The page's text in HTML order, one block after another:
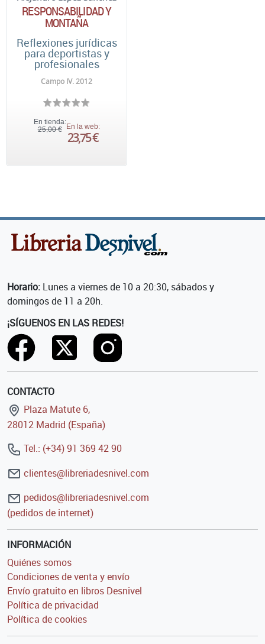
RESPONSABILIDAD Y
MONTAÑA
Reflexiones jurídicas
para deportistas y
profesionales
Campo IV. 2012
En tienda:
25,00 € En la web:
23,75 €
Horario: Lunes a viernes de 10 a 20:30, sábados y
domingos de 11 a 20h.
¡SÍGUENOS EN LAS REDES!
CONTACTO
Plaza Matute 6,
28012 Madrid (España)
Tel.: (+34) 91 369 42 90
clientes@libreriadesnivel.com
pedidos@libreriadesnivel.com
(pedidos de internet)
INFORMACIÓN
Quiénes somos
Condiciones de venta y envío
Envío gratuito en libros Desnivel
Política de privacidad
Política de cookies